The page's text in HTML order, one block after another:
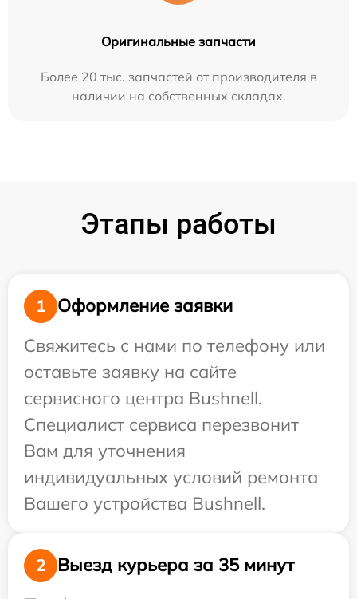
Оригинальные запчасти
Более 20 тыс. запчастей от производителя в
наличии на собственных складах.
Этапы работы
1
Оформление заявки
Свяжитесь с нами по телефону или
оставьте заявку на сайте
сервисного центра Bushnell.
Специалист сервиса перезвонит
Вам для уточнения
индивидуальных условий ремонта
Вашего устройства Bushnell.
2
Выезд курьера за 35 минут